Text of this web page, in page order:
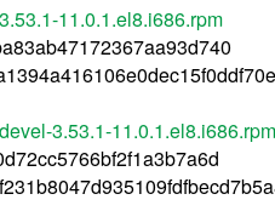
11.0.1.el8.i686.rpm
3.53.1-11.0.1.el8.i686.rpm